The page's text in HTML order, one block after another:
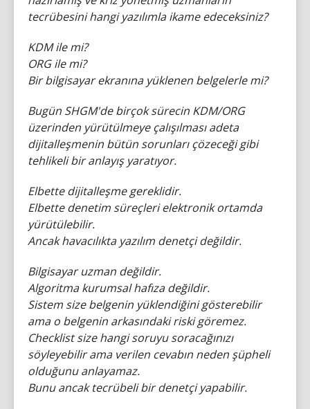
tecrübesini hangi yazılımla ikame edeceksiniz?
KDM ile mi?
ORG ile mi?
Bir bilgisayar ekranına yüklenen belgelerle mi?
Bugün SHGM'de birçok sürecin KDM/ORG
üzerinden yürütülmeye çalışılması adeta
dijitalleşmenin bütün sorunları çözeceği gibi
tehlikeli bir anlayış yaratıyor.
Elbette dijitalleşme gereklidir.
Elbette denetim süreçleri elektronik ortamda
yürütülebilir.
Ancak havacılıkta yazılım denetçi değildir.
Bilgisayar uzman değildir.
Algoritma kurumsal hafıza değildir.
Sistem size belgenin yüklendiğini gösterebilir
ama o belgenin arkasındaki riski göremez.
Checklist size hangi soruyu soracağınızı
söyleyebilir ama verilen cevabın neden şüpheli
olduğunu anlayamaz.
Bunu ancak tecrübeli bir denetçi yapabilir.